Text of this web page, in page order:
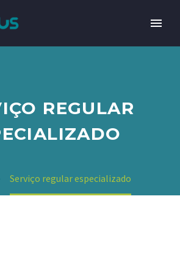
REGULAR
Serviço regular especializado